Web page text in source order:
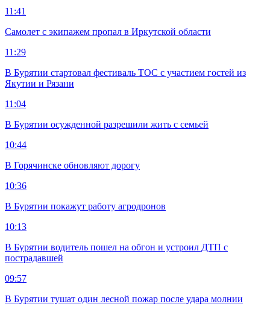
11:41
Самолет с экипажем пропал в Иркутской области
11:29
В Бурятии стартовал фестиваль ТОС с участием гостей из
Якутии и Рязани
11:04
В Бурятии осужденной разрешили жить с семьей
10:44
В Горячинске обновляют дорогу
10:36
В Бурятии покажут работу агродронов
10:13
В Бурятии водитель пошел на обгон и устроил ДТП с
пострадавшей
09:57
В Бурятии тушат один лесной пожар после удара молнии